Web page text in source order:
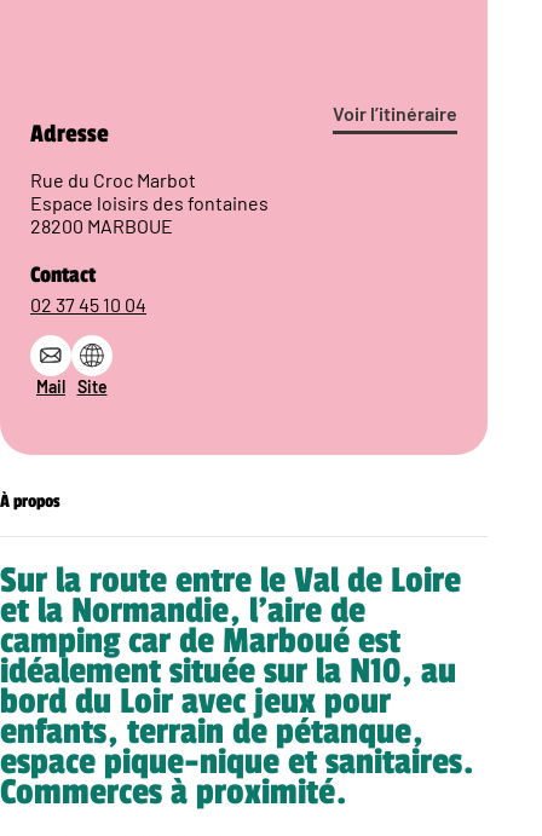
Voir l’itinéraire
Adresse
Rue du Croc Marbot
Espace loisirs des fontaines
28200 MARBOUE
Contact
02 37 45 10 04
Mail Site
À propos
Sur la route entre le Val de Loire
et la Normandie, l’aire de
camping car de Marboué est
idéalement située sur la N10, au
bord du Loir avec jeux pour
enfants, terrain de pétanque,
espace pique-nique et sanitaires.
Commerces à proximité.